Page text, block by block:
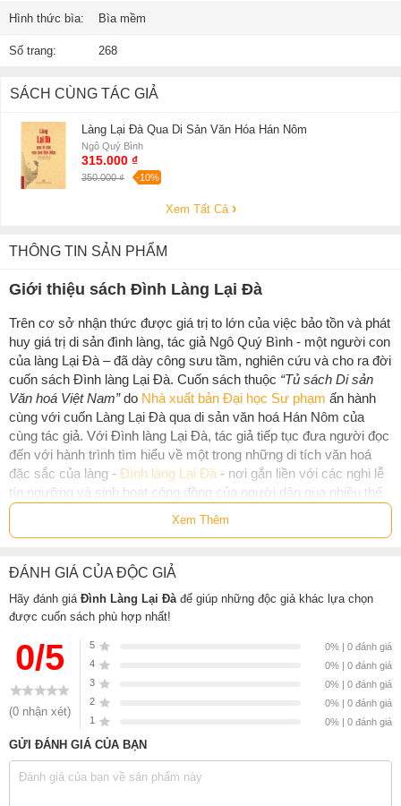
Hình thức bìa: Bìa mềm
Số trang: 268
SÁCH CÙNG TÁC GIẢ
Làng Lại Đà Qua Di Sản Văn Hóa Hán Nôm
Ngô Quý Bình
315.000 ₫
350.000 ₫ -10%
Xem Tất Cả
THÔNG TIN SẢN PHẨM
Giới thiệu sách Đình Làng Lại Đà
Trên cơ sở nhận thức được giá trị to lớn của việc bảo tồn và phát
huy giá trị di sản đình làng, tác giả Ngô Quý Bình - một người con
của làng Lại Đà – đã dày công sưu tầm, nghiên cứu và cho ra đời
cuốn sách Đình làng Lại Đà. Cuốn sách thuộc “Tủ sách Di sản
Văn hoá Việt Nam”do Nhà xuất bản Đại học Sư phạm ấn hành
cùng với cuốn Làng Lại Đà qua di sản văn hoá Hán Nôm của
cùng tác giả. Với Đình làng Lại Đà, tác giả tiếp tục đưa người đọc
đến với hành trình tìm hiểu về một trong những di tích văn hoá
đặc sắc của làng - Đình làng Lại Đà - nơi gắn liền với các nghi lễ
tín ngưỡng và sinh hoạt cộng đồng của người dân qua nhiều thế
hệ.
Cuốn sáchĐình làng Lại Đàgồm bốn phần:
Phần một giới thiệu tổng quan về đình làng Việt, làm nền tảng
lí luận cho việc nghiên cứu đình làng Lại Đà;
Phần hai đi sâu vào lịch sử và niên đại của đình làng Lại Đà,
khám phá các yếu tố liên quan đến vị trí, thế đất, hướng,...
cũng như kiến trúc đặc trưng của công trình này qua các
thời kì;
Phần ba làm sáng tỏ di sản văn hoá Hán Nôm của đình làng
Lại Đà, góp phần nhằm bảo tồn và phát huy những giá trị
truyền thống của làng;
Phần bốn phân tích các cổ lễ và nghi thức được thực hiện tại
đình làng xưa và nay, qua đó nhằm khôi phục và làm sáng tỏ
Xem Thêm
ĐÁNH GIÁ CỦA ĐỘC GIẢ
Hãy đánh giá Đình Làng Lại Đà để giúp những độc giả khác lựa chọn
được cuốn sách phù hợp nhất!
0/5
(0 nhận xét)
5
0% | 0 đánh giá
4
0% | 0 đánh giá
3
0% | 0 đánh giá
2
0% | 0 đánh giá
1
0% | 0 đánh giá
GỬI ĐÁNH GIÁ CỦA BẠN